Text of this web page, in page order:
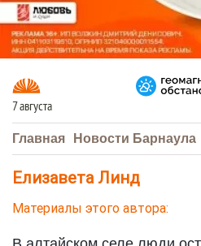
7 августа
Главная Новости Барнаула
Елизавета Линд
Материалы этого автора: